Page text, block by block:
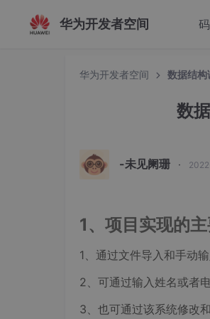
华为开发者空间
华为开发者空间 数据结
数
-未见阑珊 ·
1、项目实现的
1、通过文件导入和手动
2、可通过输入姓名或者
3、也可通过该系统修改